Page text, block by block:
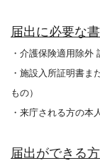
届出に必要な
・介護保険適用除外
・施設入所証明書ま
もの）
・来庁される方の本
届出ができる方